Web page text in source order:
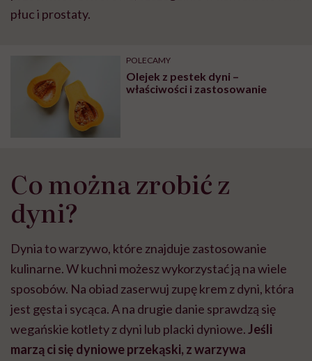
płuc i prostaty.
POLECAMY
Olejek z pestek dyni –
właściwości i zastosowanie
Co można zrobić z
dyni?
Dynia to warzywo, które znajduje zastosowanie
kulinarne. W kuchni możesz wykorzystać ją na wiele
sposobów. Na obiad zaserwuj zupę krem z dyni, która
jest gęsta i sycąca. A na drugie danie sprawdzą się
wegańskie kotlety z dyni lub placki dyniowe.Jeśli
marzą ci się dyniowe przekąski, z warzywa